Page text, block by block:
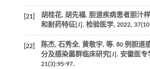
[21]
胡桂花, 胡先福. 胆道疾病患者胆汁
和耐药特征[J]. 检验医学, 2022, 37
[22] 陈杰, 石秀全, 黄敬宇, 等. 80 例胆道
分及感染菌群临床研究[J]. 安徽医专
21(3):95-97.